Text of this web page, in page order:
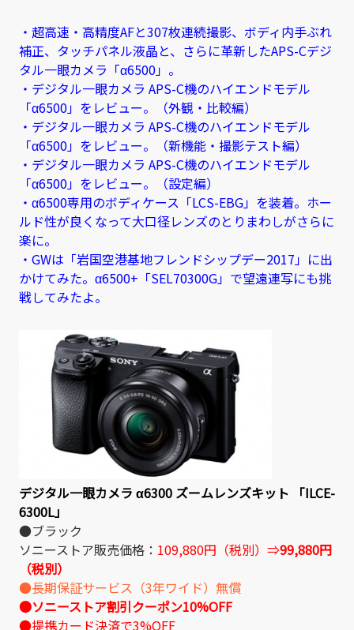
・超高速・高精度AFと307枚連続撮影、ボディ内手ぶれ
補正、タッチパネル液晶と、さらに革新したAPS-Cデジ
タル一眼カメラ「α6500」。
・デジタル一眼カメラ APS-C機のハイエンドモデル
「α6500」をレビュー。（外観・比較編）
・デジタル一眼カメラ APS-C機のハイエンドモデル
「α6500」をレビュー。（新機能・撮影テスト編）
・デジタル一眼カメラ APS-C機のハイエンドモデル
「α6500」をレビュー。（設定編）
・α6500専用のボディケース「LCS-EBG」を装着。ホー
ルド性が良くなって大口径レンズのとりまわしがさらに
楽に。
・GWは「岩国空港基地フレンドシップデー2017」に出
かけてみた。α6500+「SEL70300G」で望遠連写にも挑
戦してみたよ。
デジタル一眼カメラ α6300 ズームレンズキット 「ILCE-
6300L」
●ブラック
ソニーストア販売価格： 109,880円（税別）⇒99,880円
（税別）
●長期保証サービス（3年ワイド）無償
●ソニーストア割引クーポン10%OFF
●提携カード決済で3%OFF